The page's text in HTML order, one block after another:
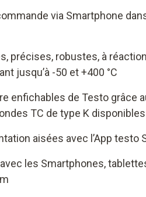
via Smartphone
précises, robustes, à
jusqu’à -50 et +400 °C
enfichables de Testo grâce
TC de type K
aisées avec l’App testo
les Smartphones,